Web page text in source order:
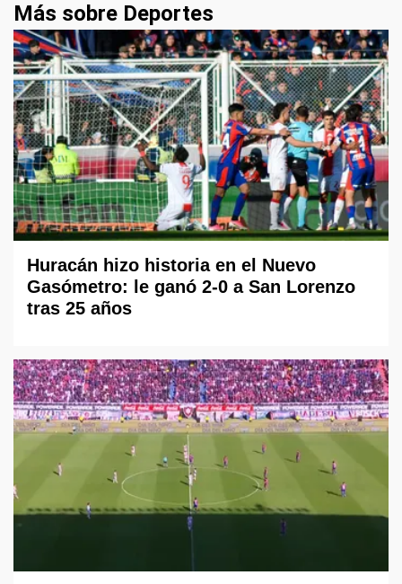
Más sobre Deportes
Huracán hizo historia en el Nuevo
Gasómetro: le ganó 2-0 a San Lorenzo
tras 25 años